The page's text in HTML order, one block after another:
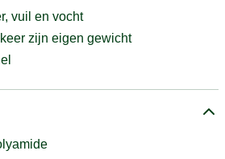
vuil en vocht
zijn eigen gewicht